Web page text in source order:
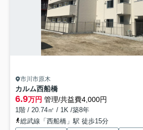
市川市原木
カルム西船橋
6.9万円 管理/共益費4,000円
1階 / 20.74㎡ / 1K /築8年
総武線「西船橋」駅 徒歩15分